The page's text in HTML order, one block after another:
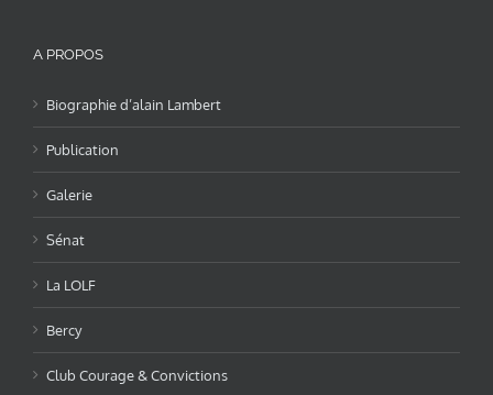
A PROPOS
Biographie d’alain Lambert
Publication
Galerie
Sénat
La LOLF
Bercy
Club Courage & Convictions